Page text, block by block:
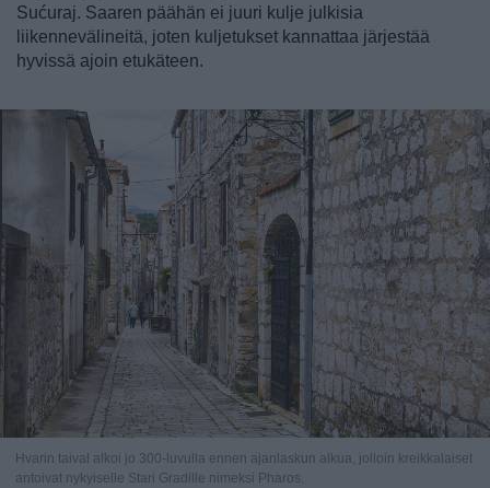
Sućuraj. Saaren päähän ei juuri kulje julkisia
liikennevälineitä, joten kuljetukset kannattaa järjestää
hyvissä ajoin etukäteen.
Hvarin taival alkoi jo 300-luvulla ennen ajanlaskun alkua, jolloin kreikkalaiset
antoivat nykyiselle Stari Gradille nimeksi Pharos.